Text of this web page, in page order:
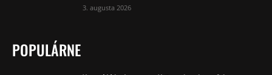
3. augusta 2026
POPULÁRNE